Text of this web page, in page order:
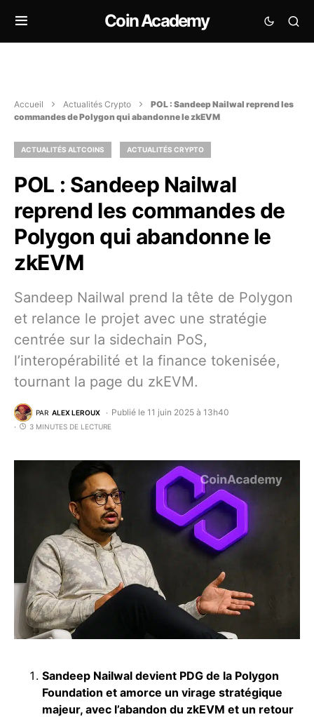
Coin Academy
Accueil Actualités Crypto
POL : Sandeep Nailwal reprend les
commandes de Polygon qui abandonne le zkEVM
ACTUALITÉS ALTCOINS ACTUALITÉS CRYPTO
POL : Sandeep Nailwal
reprend les commandes de
Polygon qui abandonne le
zkEVM
Sandeep Nailwal prend la tête de Polygon
et relance le projet avec une stratégie
centrée sur la sidechain PoS,
l’interopérabilité et la finance tokenisée,
tournant la page du zkEVM.
PAR ALEX LEROUX Publié le 11 juin 2025 à 13h40
3 MINUTES DE LECTURE
Sandeep Nailwal devient PDG de la Polygon
Foundation et amorce un virage stratégique
majeur, avec l’abandon du zkEVM et un retour